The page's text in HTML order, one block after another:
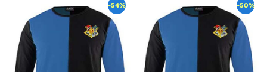
-54% -50%